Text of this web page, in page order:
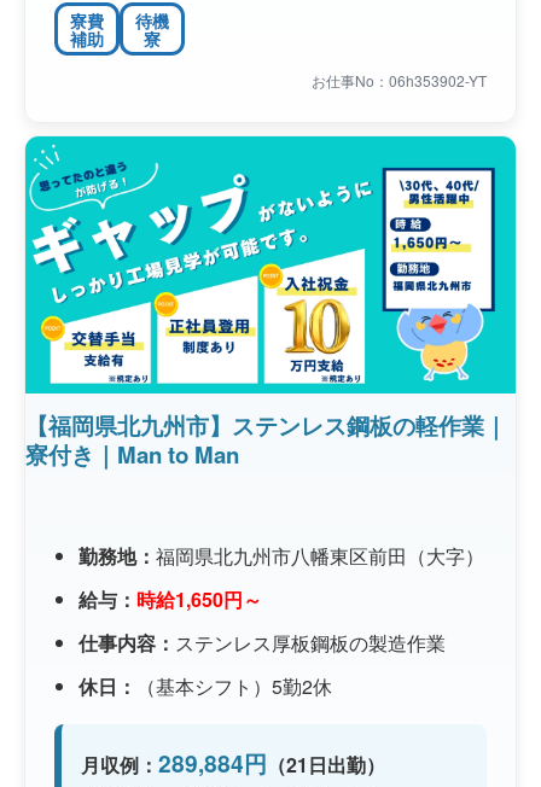
寮費
補助
待機
寮
お仕事No：06h353902-YT
【福岡県北九州市】ステンレス鋼板の軽作業｜
寮付き｜Man to Man
勤務地： 福岡県北九州市八幡東区前田（大字）
給与： 時給1,650円～
仕事内容： ステンレス厚板鋼板の製造作業
休日：
（基本シフト）5勤2休
月収例： 289,884円 （21日出勤）